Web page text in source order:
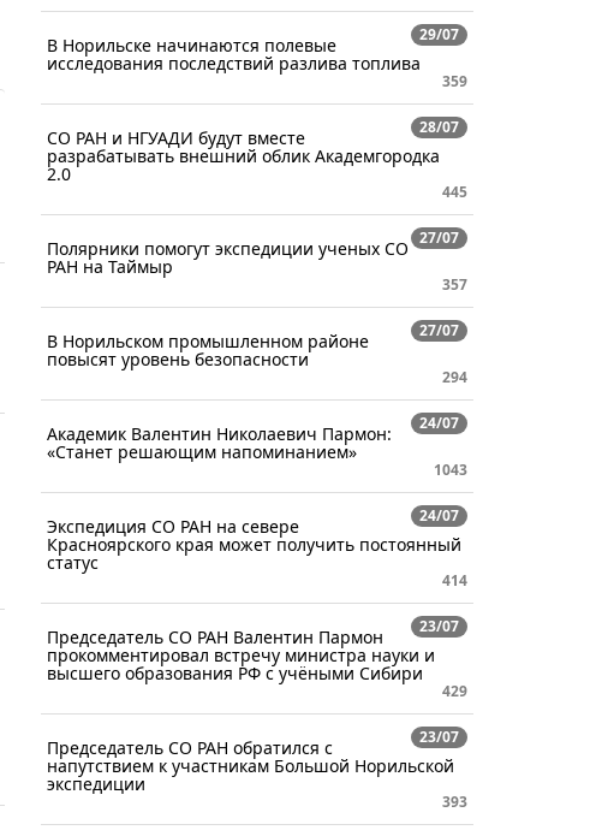
29/07
В Норильске начинаются полевые
исследования последствий разлива топлива
359
28/07
СО РАН и НГУАДИ будут вместе
разрабатывать внешний облик Академгородка
2.0
445
27/07
Полярники помогут экспедиции ученых СО
РАН на Таймыр
357
27/07
В Норильском промышленном районе
повысят уровень безопасности
294
24/07
Академик Валентин Николаевич Пармон:
«Станет решающим напоминанием»
1043
24/07
Экспедиция СО РАН на севере
Красноярского края может получить постоянный
статус
414
23/07
Председатель СО РАН Валентин Пармон
прокомментировал встречу министра науки и
высшего образования РФ с учёными Сибири
429
23/07
Председатель СО РАН обратился с
напутствием к участникам Большой Норильской
экспедиции
393